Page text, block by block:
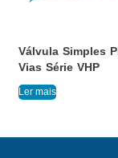
Válvula Simples
Vias Série VHP
Ler mais